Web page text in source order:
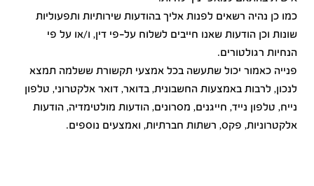
כמו כן נהיה רשאים לפנות אליך בהודעות שירותיות ותפעוליות
שונות וכן הודעות שאנו חייבים לשלוח על-פי דין, ו/או על פי
הנחיות רגולטורים.
פנייה כאמור יכול שתעשה בכל אמצעי תקשורת ששלמה תמצא
לנכון, לרבות באמצעות החשבונית, בדואר, דואר אלקטרוני, טלפון
נייח, טלפון נייד, חייגנים, מסרונים, הודעות מולטימדיה, הודעות
אלקטרוניות, פקס, רשתות חברתיות, ואמצעים נוספים.